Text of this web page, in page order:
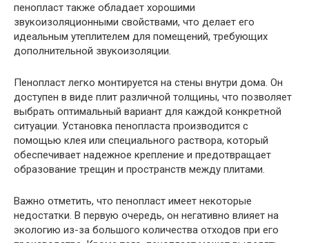
пенопласт также обладает хорошими
звукоизоляционными свойствами, что делает его
идеальным утеплителем для помещений, требующих
дополнительной звукоизоляции.
Пенопласт легко монтируется на стены внутри дома. Он
доступен в виде плит различной толщины, что позволяет
выбрать оптимальный вариант для каждой конкретной
ситуации. Установка пенопласта производится с
помощью клея или специального раствора, который
обеспечивает надежное крепление и предотвращает
образование трещин и пространств между плитами.
Важно отметить, что пенопласт имеет некоторые
недостатки. В первую очередь, он негативно влияет на
экологию из-за большого количества отходов при его